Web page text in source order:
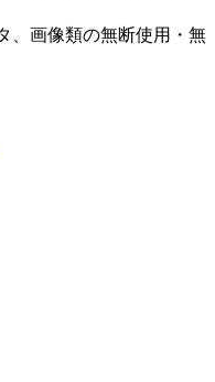
、画像類の無断使用・無